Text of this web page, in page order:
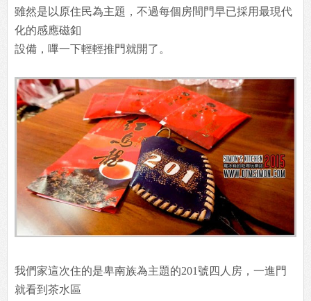
雖然是以原住民為主題，不過每個房間門早已採用最現代
化的感應磁釦
設備，嗶一下輕輕推門就開了。
我們家這次住的是卑南族為主題的201號四人房，一進門
就看到茶水區